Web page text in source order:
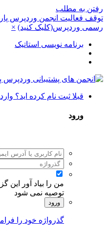
رفتن به مطلب
توقف فعالیت انجمن وردپرس
رسمی وردپرس(کلیک کنید) ×
برنامه نویسی استاتیک
قبلا ثبت نام کرده اید؟
ورود
من را بیاد آور
این
توصیه نمی شود
ورود
گذرواژه خود را